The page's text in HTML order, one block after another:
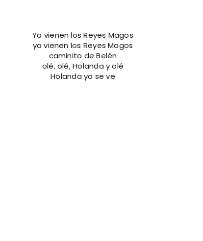
Ya vienen los Reyes Magos
ya vienen los Reyes Magos
caminito de Belén
olé, olé, Holanda y olé
Holanda ya se ve